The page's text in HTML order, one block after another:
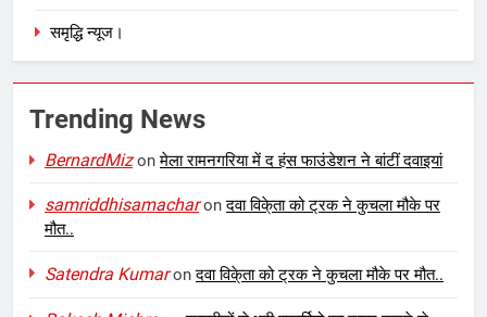
समृद्धि न्यूज।
Trending News
BernardMizonमेला रामनगरिया में द हंस फाउंडेशन ने बांटीं दवाइयां
samriddhisamacharonदवा विके्ता को ट्रक ने कुचला मौके पर
मौत..
Satendra Kumaronदवा विके्ता को ट्रक ने कुचला मौके पर मौत..